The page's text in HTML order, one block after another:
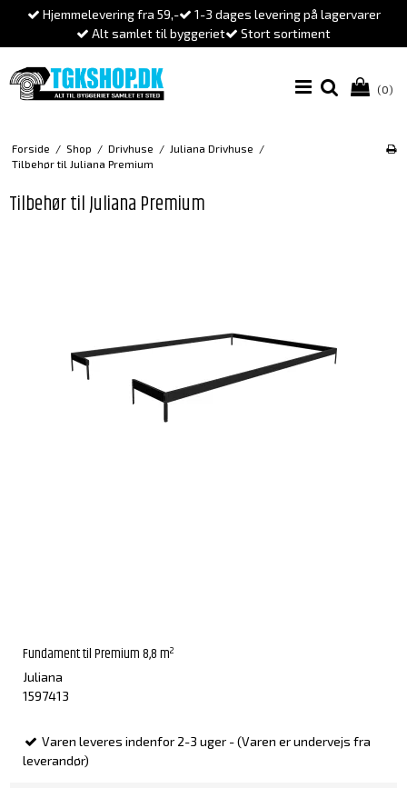
Hjemmelevering fra 59,-
1-3 dages levering på lagervarer
Alt samlet til byggeriet
Stort sortiment
(0)
Forside / Shop / Drivhuse / Juliana Drivhuse /
Tilbehør til Juliana Premium
Tilbehør til Juliana Premium
Fundament til Premium 8,8 m²
Juliana
1597413
Varen leveres indenfor 2-3 uger - (Varen er undervejs fra
leverandør)